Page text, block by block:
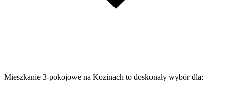
Mieszkanie 3-pokojowe na Kozinach to doskonały wybór dla: